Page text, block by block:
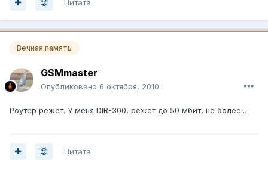
Цитата
Вечная память
GSMmaster
Опубликовано 6 октября, 2010
Роутер режет. У меня DIR-300, режет до 50 мбит, не более...
Цитата